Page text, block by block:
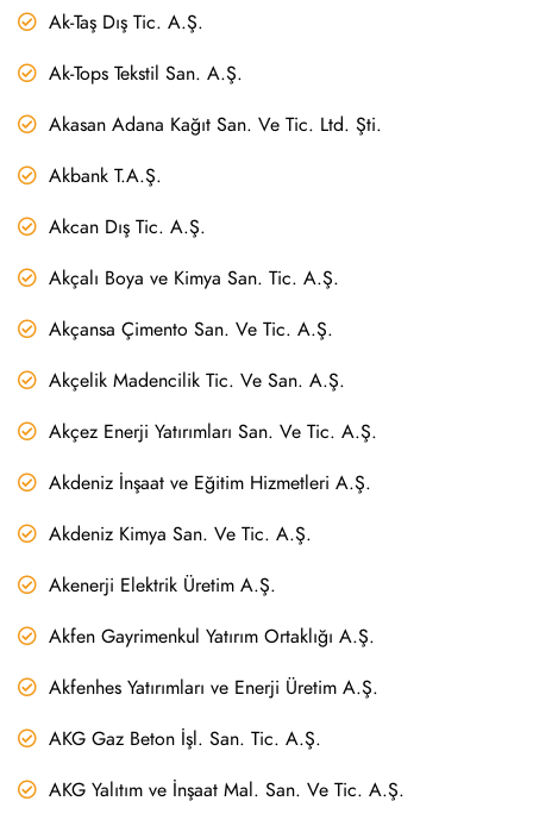
Ak-Taş Dış Tic. A.Ş.
Ak-Tops Tekstil San. A.Ş.
Akasan Adana Kağıt San. Ve Tic. Ltd. Şti.
Akbank T.A.Ş.
Akcan Dış Tic. A.Ş.
Akçalı Boya ve Kimya San. Tic. A.Ş.
Akçansa Çimento San. Ve Tic. A.Ş.
Akçelik Madencilik Tic. Ve San. A.Ş.
Akçez Enerji Yatırımları San. Ve Tic. A.Ş.
Akdeniz İnşaat ve Eğitim Hizmetleri A.Ş.
Akdeniz Kimya San. Ve Tic. A.Ş.
Akenerji Elektrik Üretim A.Ş.
Akfen Gayrimenkul Yatırım Ortaklığı A.Ş.
Akfenhes Yatırımları ve Enerji Üretim A.Ş.
AKG Gaz Beton İşl. San. Tic. A.Ş.
AKG Yalıtım ve İnşaat Mal. San. Ve Tic. A.Ş.